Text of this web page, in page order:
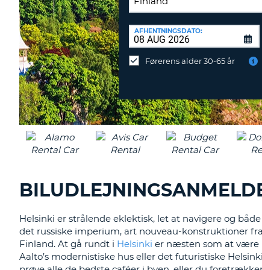
Vil
du
aflevere
anden
destination?
AFHENTNINGSDATO:
Førerens alder 30-65 år
Helsinki er strålende eklektisk, let at navigere og
det russiske imperium, art nouveau-konstruktioner
Finland. At gå rundt i Helsinki er næsten som at være
Aalto’s modernistiske hus eller det futuristiske